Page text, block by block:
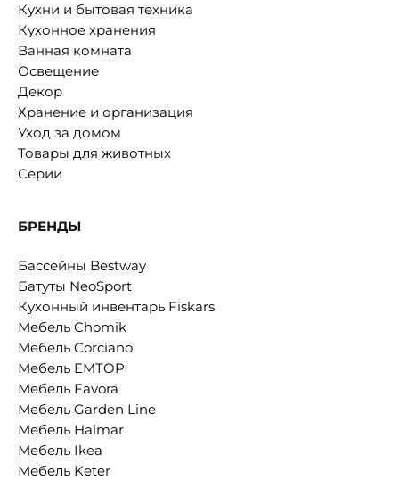
Кухни и бытовая техника
Кухонное хранения
Ванная комната
Освещение
Декор
Хранение и организация
Уход за домом
Товары для животных
Серии
БРЕНДЫ
Бассейны Bestway
Батуты NeoSport
Кухонный инвентарь Fiskars
Мебель Chomik
Мебель Corciano
Мебель EMTOP
Мебель Favora
Мебель Garden Line
Мебель Halmar
Мебель Ikea
Мебель Keter